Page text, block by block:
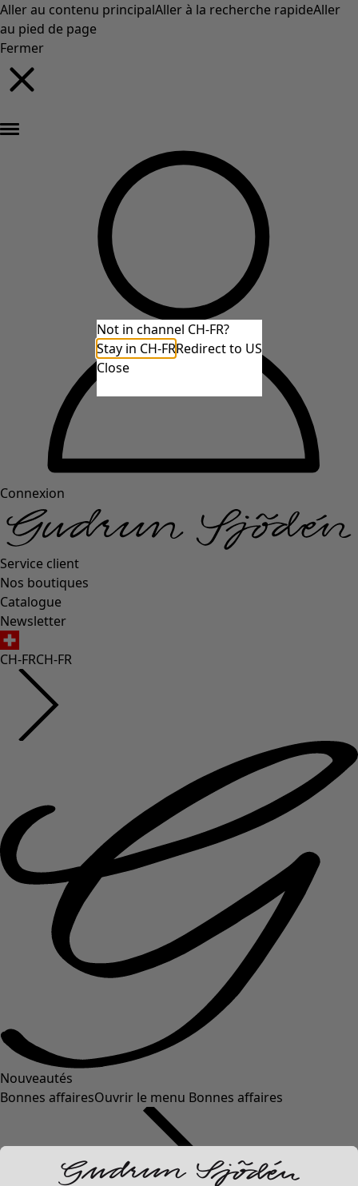
Aller au contenu principalAller à la recherche rapideAller
au pied de page
Fermer
Connexion
Service client
Nos boutiques
Catalogue
Newsletter
CH-FRCH-FR
Nouveautés
Bonnes affairesOuvrir le menu Bonnes affaires
Not in channel CH-FR?
Stay in CH-FRRedirect to US
Close